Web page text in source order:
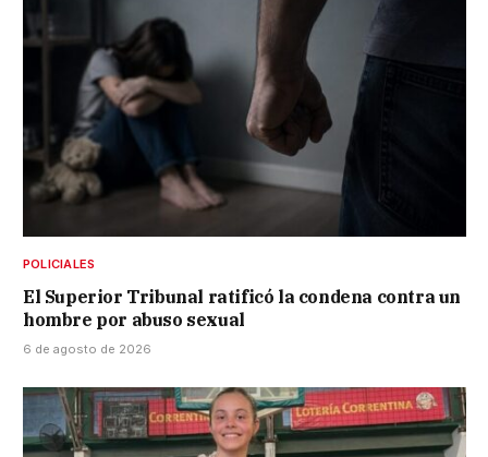
POLICIALES
El Superior Tribunal ratificó la condena contra un
hombre por abuso sexual
6 de agosto de 2026